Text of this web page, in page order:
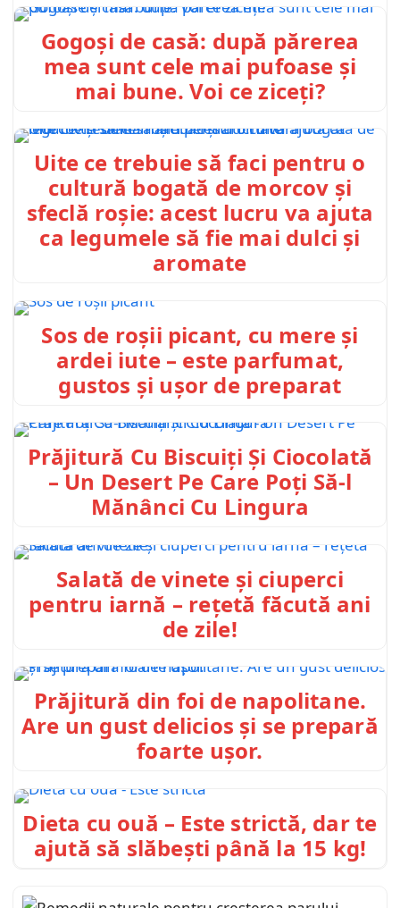
Gogoși de casă: după părerea
mea sunt cele mai pufoase și
mai bune. Voi ce ziceți?
Uite ce trebuie să faci pentru o
cultură bogată de morcov și
sfeclă roșie: acest lucru va ajuta
ca legumele să fie mai dulci și
aromate
Sos de roșii picant, cu mere și
ardei iute – este parfumat,
gustos și ușor de preparat
Prăjitură Cu Biscuiți Și Ciocolată
– Un Desert Pe Care Poți Să-l
Mănânci Cu Lingura
Salată de vinete și ciuperci
pentru iarnă – rețetă făcută ani
de zile!
Prăjitură din foi de napolitane.
Are un gust delicios și se prepară
foarte ușor.
Dieta cu ouă – Este strictă, dar te
ajută să slăbești până la 15 kg!